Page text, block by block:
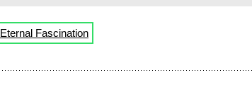
Eternal Fascination